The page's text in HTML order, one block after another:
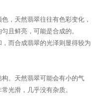
，天然翡翠往往有色彩变化，
且鲜亮，可能是合成的。
而合成翡翠的光泽则显得较为
。天然翡翠可能会有小的气
光滑，几乎没有杂质。